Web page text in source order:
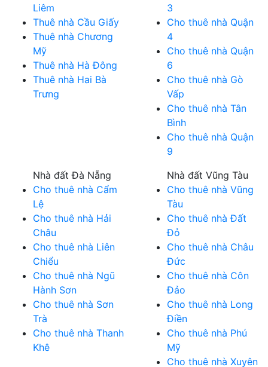
Liêm
Thuê nhà Cầu Giấy
Thuê nhà Chương
Mỹ
Thuê nhà Hà Đông
Thuê nhà Hai Bà
Trưng
3
Cho thuê nhà Quận
4
Cho thuê nhà Quận
6
Cho thuê nhà Gò
Vấp
Cho thuê nhà Tân
Bình
Cho thuê nhà Quận
9
Nhà đất Đà Nẵng
Cho thuê nhà Cẩm
Lệ
Cho thuê nhà Hải
Châu
Cho thuê nhà Liên
Chiểu
Cho thuê nhà Ngũ
Hành Sơn
Cho thuê nhà Sơn
Trà
Cho thuê nhà Thanh
Khê
Nhà đất Vũng Tàu
Cho thuê nhà Vũng
Tàu
Cho thuê nhà Đất
Đỏ
Cho thuê nhà Châu
Đức
Cho thuê nhà Côn
Đảo
Cho thuê nhà Long
Điền
Cho thuê nhà Phú
Mỹ
Cho thuê nhà Xuyên